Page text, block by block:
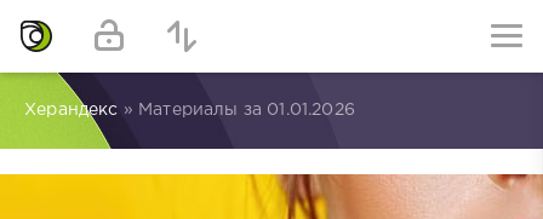
Херандекс » Материалы за 01.01.2026